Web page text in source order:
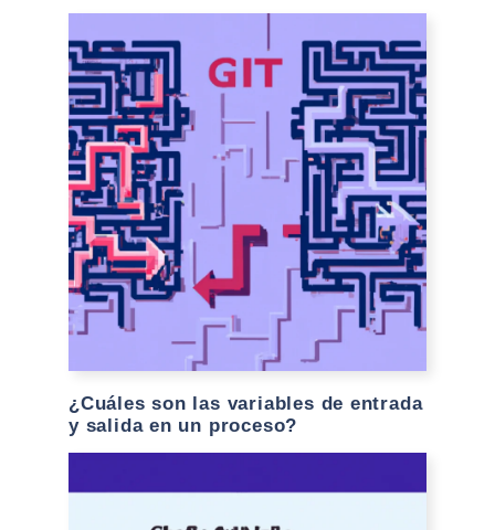
¿Cuáles son las variables de entrada
y salida en un proceso?